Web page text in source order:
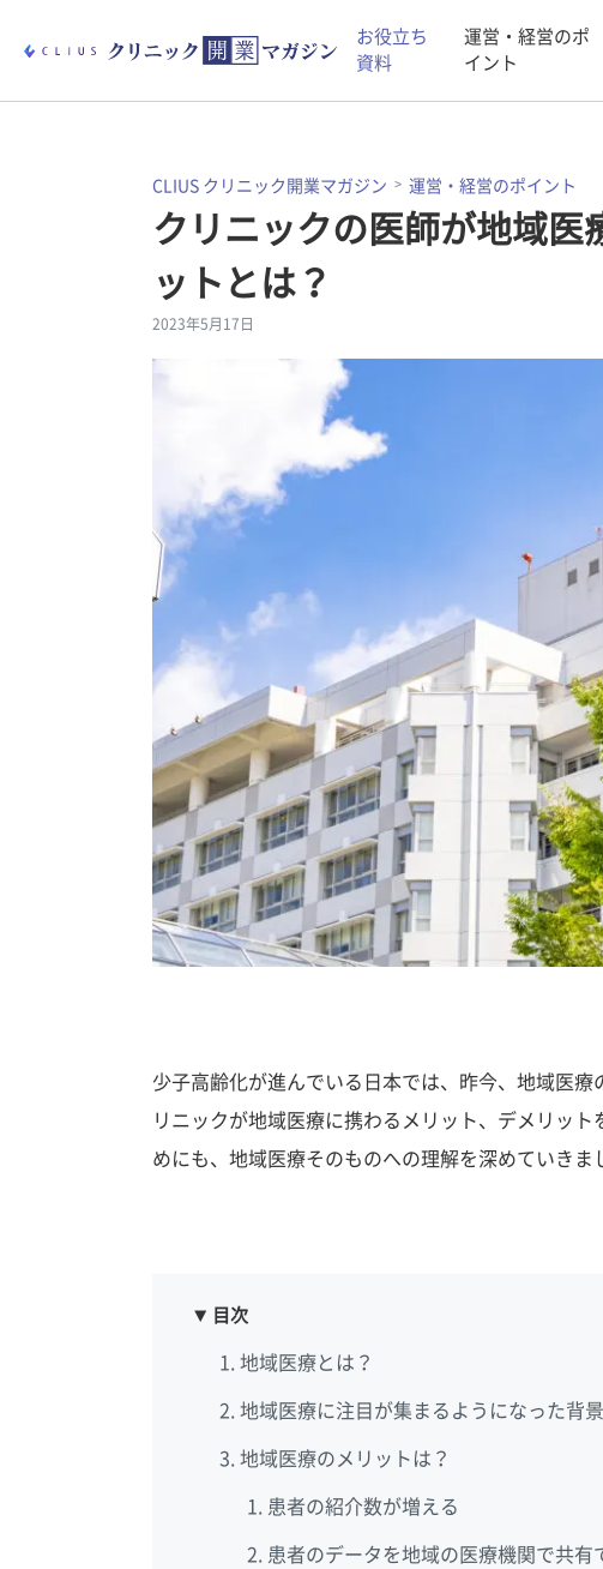
お役立ち
資料
運営・経営のポ
イント
CLIUS クリニック開業マガジン 運営・経営のポイント
クリニックの医師が地域医
ットとは？
2023年5月17日
少子高齢化が進んでいる日本では、昨今、地域医
リニックが地域医療に携わるメリット、デメリッ
めにも、地域医療そのものへの理解を深めていきま
目次
地域医療とは？
地域医療に注目が集まるようになった背
地域医療のメリットは？
患者の紹介数が増える
患者のデータを地域の医療機関で共有